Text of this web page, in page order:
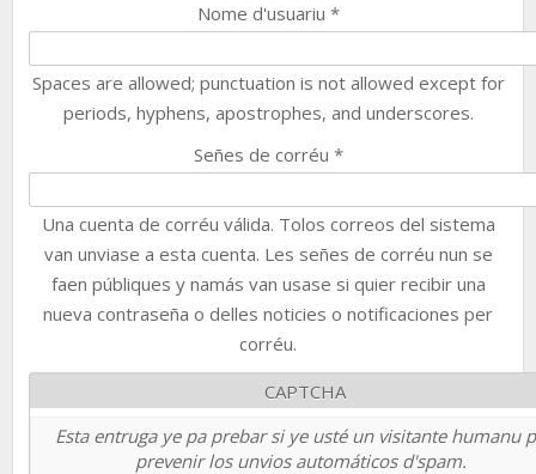
Nome d'usuariu *
Spaces are allowed; punctuation is not allowed except for
periods, hyphens, apostrophes, and underscores.
Señes de corréu *
Una cuenta de corréu válida. Tolos correos del sistema
van unviase a esta cuenta. Les señes de corréu nun se
faen públiques y namás van usase si quier recibir una
nueva contraseña o delles noticies o notificaciones per
corréu.
CAPTCHA
Esta entruga ye pa prebar si ye usté un visitante humanu
prevenir los unvios automáticos d'spam.